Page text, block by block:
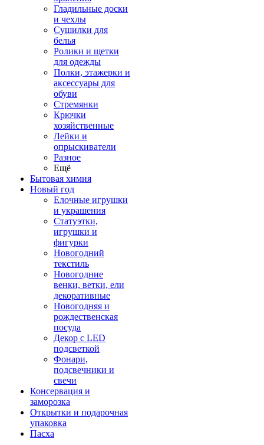
Гладильные доски
и чехлы
Сушилки для
белья
Ролики и щетки
для одежды
Полки, этажерки и
аксессуары для
обуви
Стремянки
Крючки
хозяйственные
Лейки и
опрыскиватели
Разное
Ещё
Бытовая химия
Новый год
Елочные игрушки
и украшения
Статуэтки,
игрушки и
фигурки
Новогодний
текстиль
Новогодние
венки, ветки, ели
декоративные
Новогодняя и
рождественская
посуда
Декор с LED
подсветкой
Фонари,
подсвечники и
свечи
Консервация и
заморозка
Открытки и подарочная
упаковка
Пасха